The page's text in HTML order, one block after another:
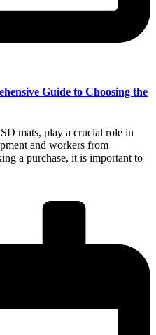
Guide to Choosing the
mats, play a crucial role in
and workers from
a purchase, it is important to